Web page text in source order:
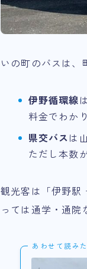
いの町のバスは
伊野循環線
料金でわか
県交バスは
ただし本数
観光客は「伊野
っては通学・通
あわせて読み